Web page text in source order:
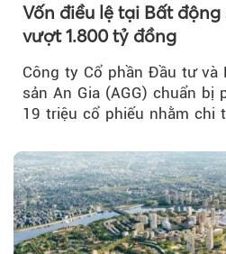
Vốn điều lệ tại Bất động
vượt 1.800 tỷ đồng
Công ty Cổ phần Đầu tư và
sản An Gia (AGG) chuẩn bị
19 triệu cổ phiếu nhằm chi